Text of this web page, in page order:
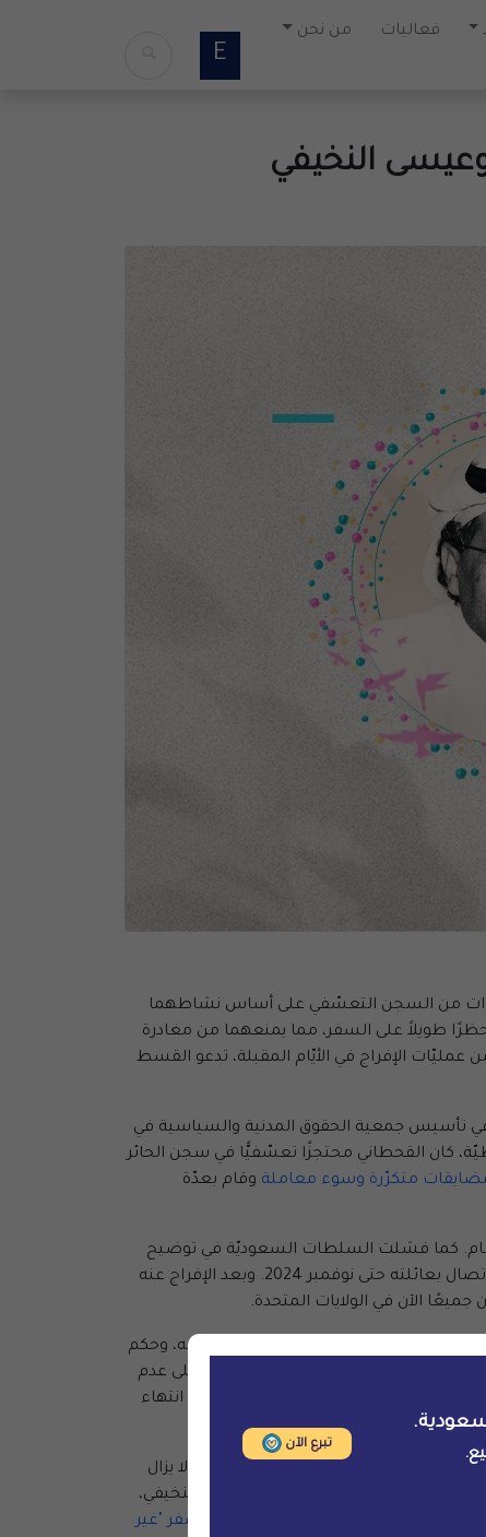
فعاليات من نحن
E
النخيفي
من السجن التعسّفي على أساس نشاطهما
حظرًا طويلاً على السفر، مما يمنعهما من مغادرة
الإفراج في الأيّام المقبلة، تدعو القسط
في تأسيس جمعية الحقوق المدنية والسياسية في
كان القحطاني محتجزًا تعسّفيًّا في سجن الحائر
متكرّرة وسوء معاملة وقام بعدّة
قسرًا في 22 نوفمبر 2022 اعتبارًا من أكتوبر من ذلك العام. كما فشلت السلطات السعوديّة في توضيح
عليه، فضلًا عن أنه لم يتمكّن من الاتصال بعائلته حتى نوفمبر 2024. وبعد الإفراج عنه
وقبل ذلك بيومين، في 5 يناير، أُفرج عن المدافع عن حقوق الإنسان عيسى النخيفي بشروط. وكان قد احتُجز بشكل تعسفي في سجن الحائر منذ عام 2016 نتيجة لنشاطه، وحكم
عليه بالسجن لمدّة ست سنوات يعقبها حظر سفر بنفس المدة. إنّ حاله حال القحطاني، الذي اختفى قسرًا منذ أكتوبر 2022، بعد أن أعلن إضرابًا عن الطعام احتجاجًا على عدم
النخيفي والقحطاني خلف القضبان بعد انتهاء
حقوقهم الأساسيّة بشكل سلمي. لا يزال
البلاد. كما هو الحال مع القحطاني والنخيفي،
نفسها. كما تفرض السلطات
حظر سفر "غير
تبرع الآن